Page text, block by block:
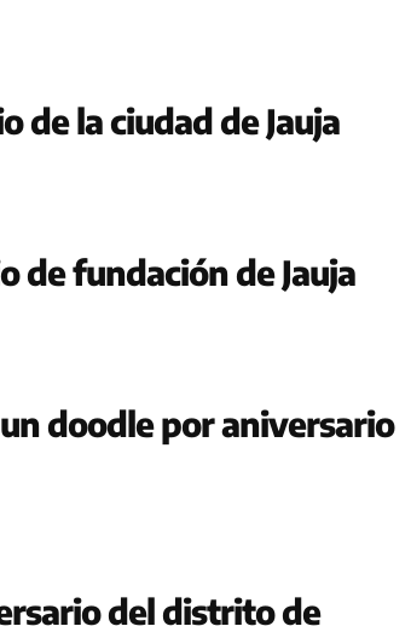
de la ciudad de Jauja
de fundación de Jauja
doodle por aniversario
del distrito de